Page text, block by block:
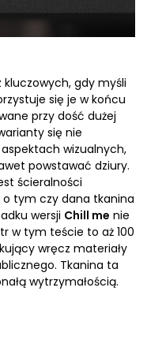
gdy myśli
się je w końcu
przy dość dużej
się nie
wizualnych,
powstawać dziury.
ścieralności
o tym czy dana tkanina
wersji Chill me nie
w tym teście to aż 100
wręcz materiały
Tkanina ta
wytrzymałością.